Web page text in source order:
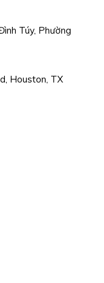
Túy, Phường
Houston, TX